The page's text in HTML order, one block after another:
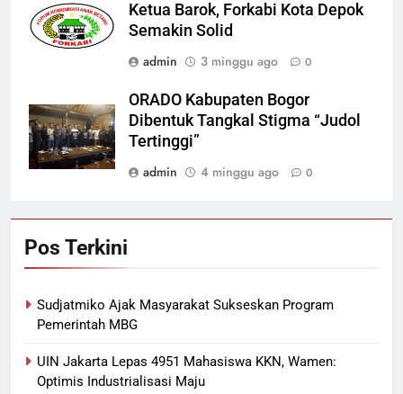
Ketua Barok, Forkabi Kota Depok
Semakin Solid
admin
3 minggu ago 0
ORADO Kabupaten Bogor
Dibentuk Tangkal Stigma “Judol
Tertinggi”
admin
4 minggu ago 0
Pos Terkini
Sudjatmiko Ajak Masyarakat Sukseskan Program
Pemerintah MBG
UIN Jakarta Lepas 4951 Mahasiswa KKN, Wamen:
Optimis Industrialisasi Maju